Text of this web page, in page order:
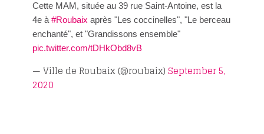
Cette MAM, située au 39 rue Saint-Antoine, est la
4e à #Roubaix après "Les coccinelles", "Le berceau
enchanté", et "Grandissons ensemble"
pic.twitter.com/tDHkObd8vB
— Ville de Roubaix (@roubaix)September 5,
2020